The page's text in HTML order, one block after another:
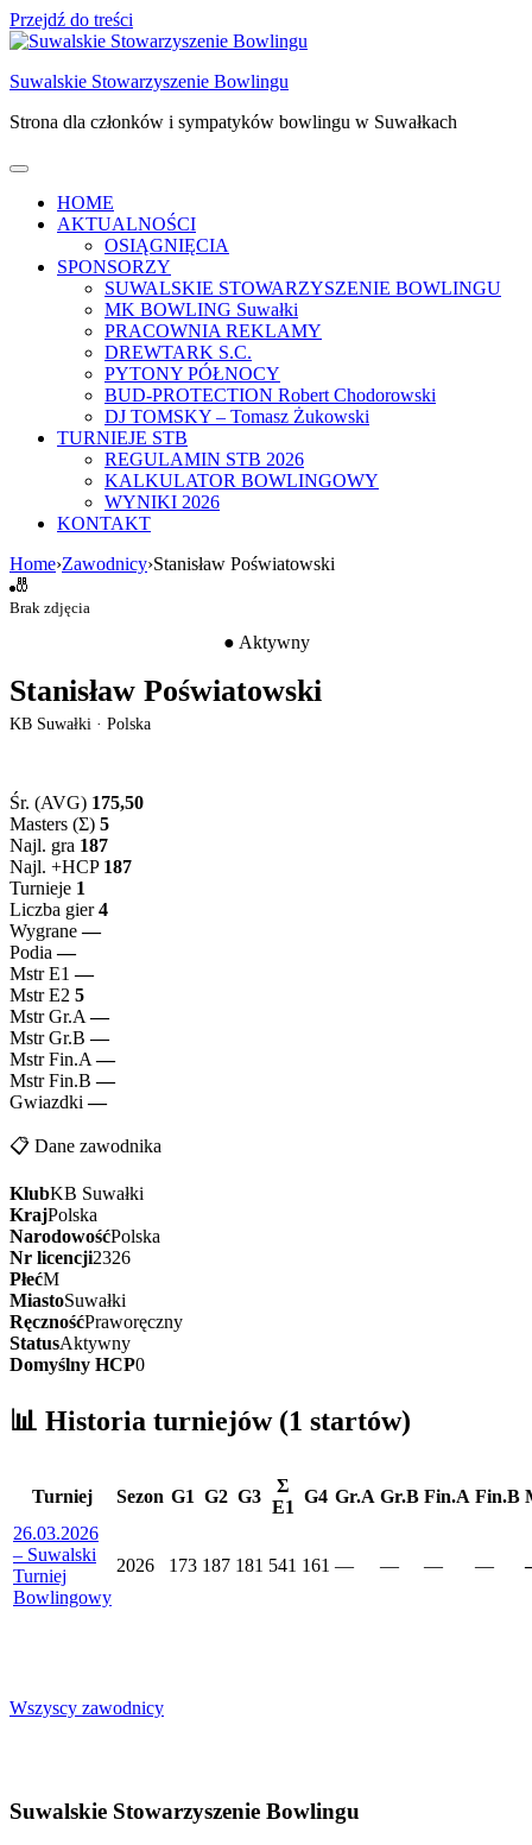
Przejdź do treści
Suwalskie Stowarzyszenie Bowlingu
Strona dla członków i sympatyków bowlingu w Suwałkach
HOME
AKTUALNOŚCI
OSIĄGNIĘCIA
SPONSORZY
SUWALSKIE STOWARZYSZENIE BOWLINGU
MK BOWLING Suwałki
PRACOWNIA REKLAMY
DREWTARK S.C.
PYTONY PÓŁNOCY
BUD-PROTECTION Robert Chodorowski
DJ TOMSKY – Tomasz Żukowski
TURNIEJE STB
REGULAMIN STB 2026
KALKULATOR BOWLINGOWY
WYNIKI 2026
KONTAKT
Home›Zawodnicy›Stanisław Poświatowski
🎳
Brak zdjęcia
● Aktywny
Stanisław Poświatowski
KB Suwałki · Polska
Śr. (AVG) 175,50
Masters (Σ) 5
Najl. gra 187
Najl. +HCP 187
Turnieje 1
Liczba gier 4
Wygrane —
Podia —
Mstr E1 —
Mstr E2 5
Mstr Gr.A —
Mstr Gr.B —
Mstr Fin.A —
Mstr Fin.B —
Gwiazdki —
📋 Dane zawodnika
KlubKB Suwałki
KrajPolska
NarodowośćPolska
Nr licencji2326
PłećM
MiastoSuwałki
RęcznośćPraworęczny
StatusAktywny
Domyślny HCP0
📊 Historia turniejów (1 startów)
Turniej Sezon G1 G2 G3
Σ
E1
G4 Gr.A Gr.B Fin.A Fin.B
26.03.2026
– Suwalski
Turniej
Bowlingowy
2026 173 187 181 541 161 — — — —
Wszyscy zawodnicy
Suwalskie Stowarzyszenie Bowlingu